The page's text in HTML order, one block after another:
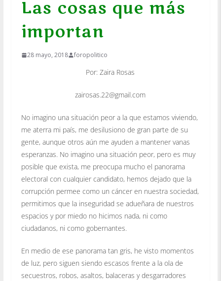
Las cosas que más
importan
28 mayo, 2018 foropolitico
Por: Zaira Rosas
zairosas.22@gmail.com
No imagino una situación peor a la que estamos viviendo,
me aterra mi país, me desilusiono de gran parte de su
gente, aunque otros aún me ayuden a mantener vanas
esperanzas. No imagino una situación peor, pero es muy
posible que exista, me preocupa mucho el panorama
electoral con cualquier candidato, hemos dejado que la
corrupción permee como un cáncer en nuestra sociedad,
permitimos que la inseguridad se adueñara de nuestros
espacios y por miedo no hicimos nada, ni como
ciudadanos, ni como gobernantes.
En medio de ese panorama tan gris, he visto momentos
de luz, pero siguen siendo escasos frente a la ola de
secuestros, robos, asaltos, balaceras y desgarradores